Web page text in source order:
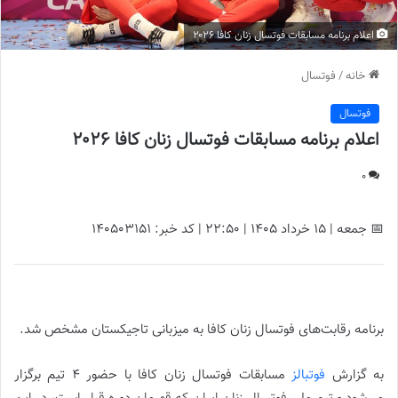
اعلام برنامه مسابقات فوتسال زنان کافا ۲۰۲۶
خانه/ فوتسال
فوتسال
اعلام برنامه مسابقات فوتسال زنان کافا ۲۰۲۶
0
📅 جمعه | 15 خرداد ۱۴۰۵ | 22:50 | کد خبر: 140503151
برنامه رقابت‌های فوتسال زنان کافا به میزبانی تاجیکستان مشخص شد.
به گزارش فوتبالز
مسابقات فوتسال زنان کافا با حضور ۴ تیم برگزار